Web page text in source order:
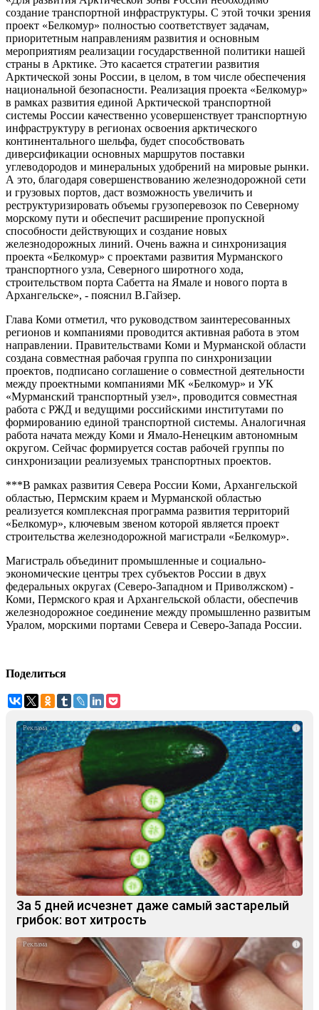
создание транспортной инфраструктуры. С этой точки зрения
проект «Белкомур» полностью соответствует задачам,
приоритетным направлениям развития и основным
мероприятиям реализации государственной политики нашей
страны в Арктике. Это касается стратегии развития
Арктической зоны России, в целом, в том числе обеспечения
национальной безопасности. Реализация проекта «Белкомур»
в рамках развития единой Арктической транспортной
системы России качественно усовершенствует транспортную
инфраструктуру в регионах освоения арктического
континентального шельфа, будет способствовать
диверсификации основных маршрутов поставки
углеводородов и минеральных удобрений на мировые рынки.
А это, благодаря совершенствованию железнодорожной сети
и грузовых портов, даст возможность увеличить и
реструктуризировать объемы грузоперевозок по Северному
морскому пути и обеспечит расширение пропускной
способности действующих и создание новых
железнодорожных линий. Очень важна и синхронизация
проекта «Белкомур» с проектами развития Мурманского
транспортного узла, Северного широтного хода,
строительством порта Сабетта на Ямале и нового порта в
Архангельске», - пояснил В.Гайзер.
Глава Коми отметил, что руководством заинтересованных
регионов и компаниями проводится активная работа в этом
направлении. Правительствами Коми и Мурманской области
создана совместная рабочая группа по синхронизации
проектов, подписано соглашение о совместной деятельности
между проектными компаниями МК «Белкомур» и УК
«Мурманский транспортный узел», проводится совместная
работа с РЖД и ведущими российскими институтами по
формированию единой транспортной системы. Аналогичная
работа начата между Коми и Ямало-Ненецким автономным
округом. Сейчас формируется состав рабочей группы по
синхронизации реализуемых транспортных проектов.
***В рамках развития Севера России Коми, Архангельской
областью, Пермским краем и Мурманской областью
реализуется комплексная программа развития территорий
«Белкомур», ключевым звеном которой является проект
строительства железнодорожной магистрали «Белкомур».
Магистраль объединит промышленные и социально-
экономические центры трех субъектов России в двух
федеральных округах (Северо-Западном и Приволжском) -
Коми, Пермского края и Архангельской области, обеспечив
железнодорожное соединение между промышленно развитым
Уралом, морскими портами Севера и Северо-Запада России.
Поделиться
i
За 5 дней исчезнет даже самый застарелый
грибок: вот хитрость
i